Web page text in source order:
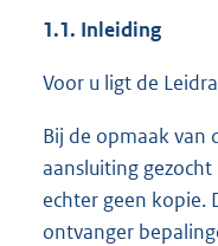
1.1. Inleiding
Voor u ligt de
Bij de opmaak van
aansluiting
echter geen kopie.
ontvanger